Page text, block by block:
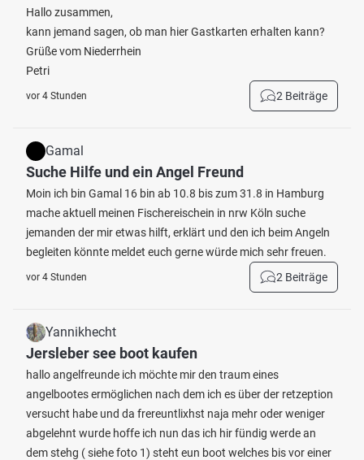
Hallo zusammen,
kann jemand sagen, ob man hier Gastkarten erhalten kann?
Grüße vom Niederrhein
Petri
vor 4 Stunden 2 Beiträge
Gamal
Suche Hilfe und ein Angel Freund
Moin ich bin Gamal 16 bin ab 10.8 bis zum 31.8 in Hamburg
mache aktuell meinen Fischereischein in nrw Köln suche
jemanden der mir etwas hilft, erklärt und den ich beim Angeln
begleiten könnte meldet euch gerne würde mich sehr freuen.
vor 4 Stunden 2 Beiträge
Yannikhecht
Jersleber see boot kaufen
hallo angelfreunde ich möchte mir den traum eines
angelbootes ermöglichen nach dem ich es über der retzeption
versucht habe und da frereuntlixhst naja mehr oder weniger
abgelehnt wurde hoffe ich nun das ich hir fündig werde an
dem stehg ( siehe foto 1) steht eun boot welches bis vor einer